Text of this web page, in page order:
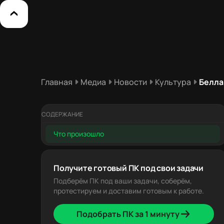
Главная Медиа Новости Культура
СОДЕРЖАНИЕ
Что произошло
Получите готовый ПК под свои задачи
Подберём ПК под ваши задачи, соберём,
протестируем и доставим готовым к работе.
Подобрать ПК за 1 минуту